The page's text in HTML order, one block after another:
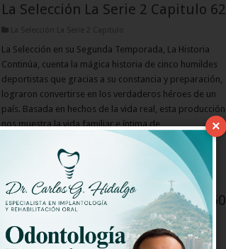
La Selección La Serie 2 Capitulo 62
La Selección La Serie 2 Capitulo
La Selección en su Segunda Temporada, La Historia
Continúa, cuenta la mágica historia de cinco humildes
deportistas que gracias a su constancia y preparación,
lograron convertirse en los verdaderos héroes de un
país. Basada en hechos de la vida real, esta producción
nos muestra la vida familiar e íntima de …
La Selección La Serie 2 Capitulo 60
La Selección en su Segunda Temporada, La Historia
×